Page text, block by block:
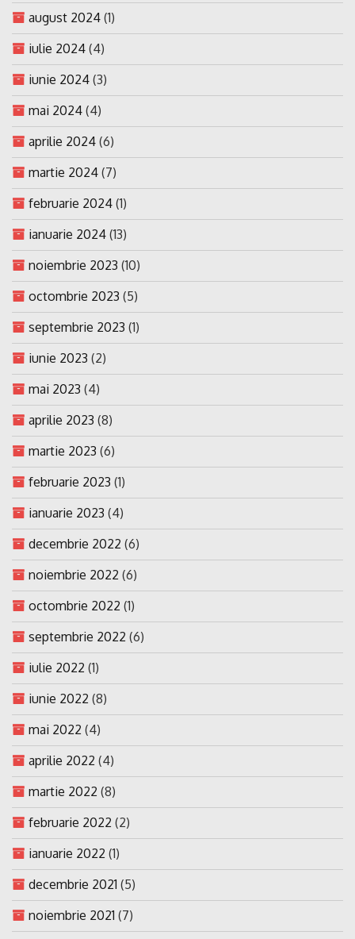
august 2024 (1)
iulie 2024 (4)
iunie 2024 (3)
mai 2024 (4)
aprilie 2024 (6)
martie 2024 (7)
februarie 2024 (1)
ianuarie 2024 (13)
noiembrie 2023 (10)
octombrie 2023 (5)
septembrie 2023 (1)
iunie 2023 (2)
mai 2023 (4)
aprilie 2023 (8)
martie 2023 (6)
februarie 2023 (1)
ianuarie 2023 (4)
decembrie 2022 (6)
noiembrie 2022 (6)
octombrie 2022 (1)
septembrie 2022 (6)
iulie 2022 (1)
iunie 2022 (8)
mai 2022 (4)
aprilie 2022 (4)
martie 2022 (8)
februarie 2022 (2)
ianuarie 2022 (1)
decembrie 2021 (5)
noiembrie 2021 (7)